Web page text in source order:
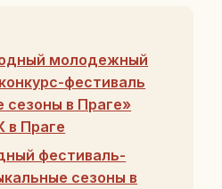
молодежный
фестиваль
в Праге»
в Праге
фестиваль-
сезоны в